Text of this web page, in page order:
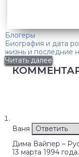
Блогеры
Биография и дата
жизнь и последние
Читать далее
Ваня
Ответить
Дима Вайпер –
13 марта 1994 года.